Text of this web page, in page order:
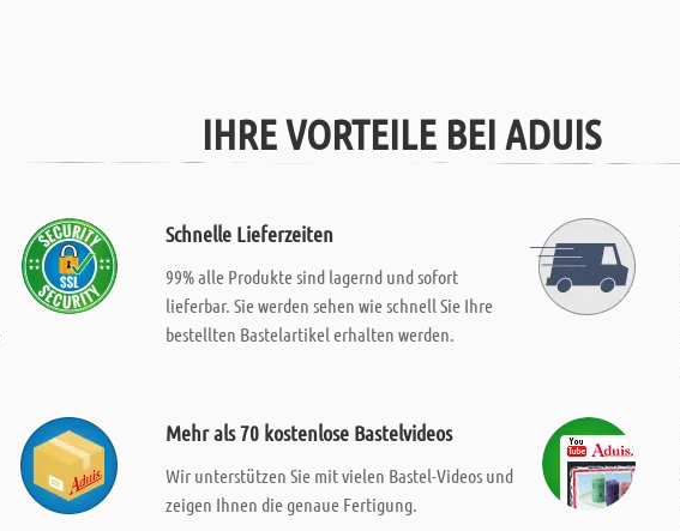
IHRE VORTEILE BEI ADUIS
Schnelle Lieferzeiten
99% alle Produkte sind lagernd und sofort
lieferbar. Sie werden sehen wie schnell Sie Ihre
bestellten Bastelartikel erhalten werden.
Mehr als 70 kostenlose Bastelvideos
Wir unterstützen Sie mit vielen Bastel-Videos und
zeigen Ihnen die genaue Fertigung.